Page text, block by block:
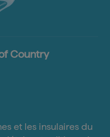
Country
et les insulaires du